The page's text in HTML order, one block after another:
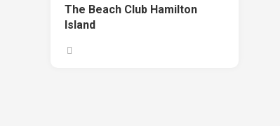
The Beach Club Hamilton
Island